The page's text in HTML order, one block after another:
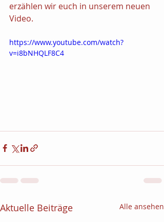
erzählen wir euch in unserem neuen
Video.
https://www.youtube.com/watch?
v=i8bNHQLF8C4
Aktuelle Beiträge Alle ansehen